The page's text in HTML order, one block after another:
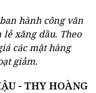
hành công văn
xăng dầu. Theo
các mặt hàng
giảm.
- THY HOÀNG